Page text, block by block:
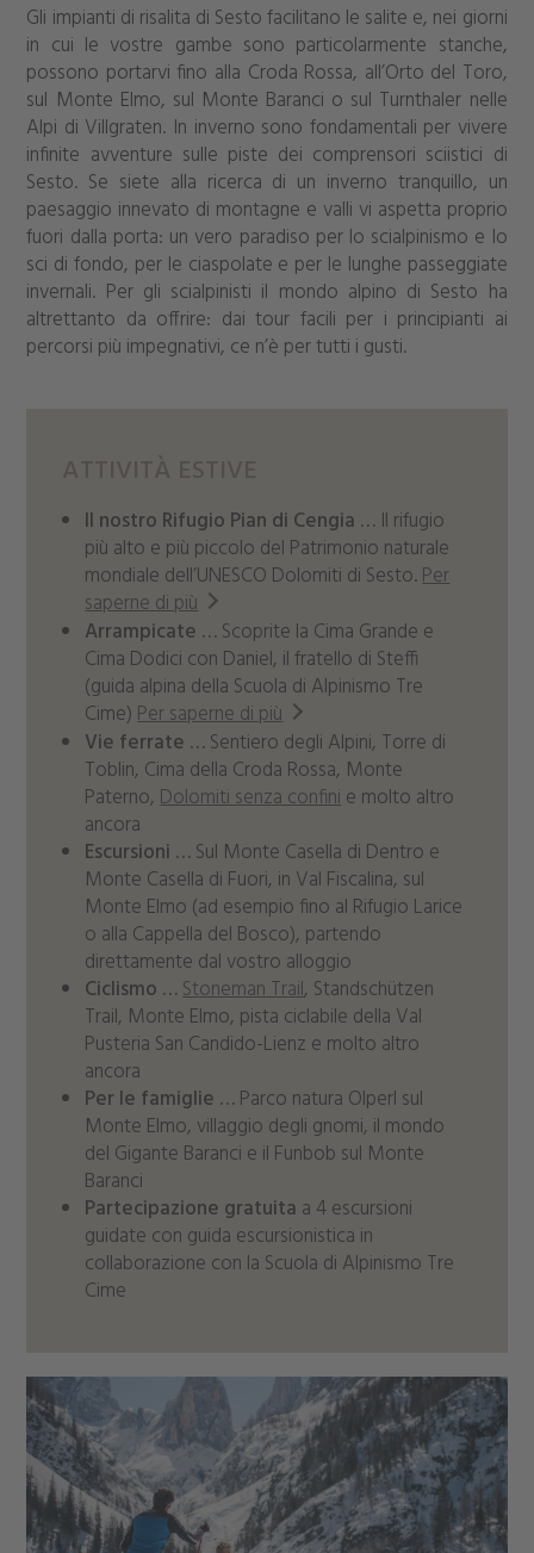
Gli impianti di risalita di Sesto facilitano le salite e, nei giorni
in cui le vostre gambe sono particolarmente stanche,
possono portarvi fino alla Croda Rossa, all’Orto del Toro,
sul Monte Elmo, sul Monte Baranci o sul Turnthaler nelle
Alpi di Villgraten. In inverno sono fondamentali per vivere
infinite avventure sulle piste dei comprensori sciistici di
Sesto. Se siete alla ricerca di un inverno tranquillo, un
paesaggio innevato di montagne e valli vi aspetta proprio
fuori dalla porta: un vero paradiso per lo scialpinismo e lo
sci di fondo, per le ciaspolate e per le lunghe passeggiate
invernali. Per gli scialpinisti il mondo alpino di Sesto ha
altrettanto da offrire: dai tour facili per i principianti ai
percorsi più impegnativi, ce n’è per tutti i gusti.
ATTIVITÀ ESTIVE
Il nostro Rifugio Pian di Cengia … Il rifugio
più alto e più piccolo del Patrimonio naturale
mondiale dell’UNESCO Dolomiti di Sesto.Per
saperne di più
Arrampicate …Scoprite la Cima Grande e
Cima Dodici con Daniel, il fratello di Steffi
(guida alpina della Scuola di Alpinismo Tre
Cime)Per saperne di più
Vie ferrate …Sentiero degli Alpini, Torre di
Toblin, Cima della Croda Rossa, Monte
Paterno,Dolomiti senza confinie molto altro
ancora
Escursioni …Sul Monte Casella di Dentro e
Monte Casella di Fuori, in Val Fiscalina, sul
Monte Elmo (ad esempio fino al Rifugio Larice
o alla Cappella del Bosco), partendo
direttamente dal vostro alloggio
Ciclismo …Stoneman Trail, Standschützen
Trail, Monte Elmo, pista ciclabile della Val
Pusteria San Candido-Lienz e molto altro
ancora
Per le famiglie …Parco natura Olperl sul
Monte Elmo, villaggio degli gnomi, il mondo
del Gigante Baranci e il Funbob sul Monte
Baranci
Partecipazione gratuita a 4 escursioni
guidate con guida escursionistica in
collaborazione con la Scuola di Alpinismo Tre
Cime